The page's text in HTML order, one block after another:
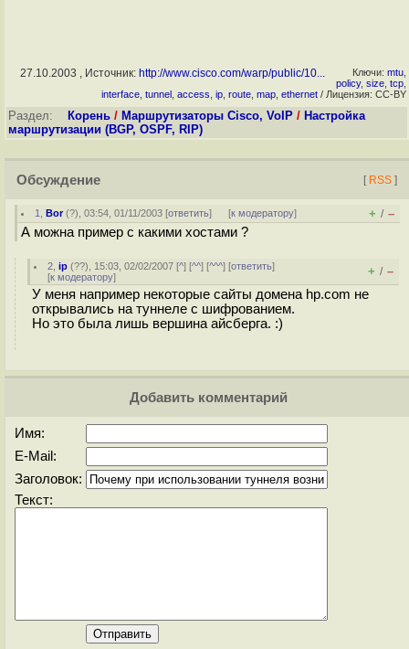
27.10.2003 , Источник: http://www.cisco.com/warp/public/10... Ключи: mtu
policy, size tcp
interface tunnel access ip route map ethernet / Лицензия: CC-BY
Раздел: Корень / Маршрутизаторы Cisco, VoIP / Настройка
маршрутизации (BGP, OSPF, RIP)
Обсуждение [ RSS ]
1 ,Bor(?), 03:54, 01/11/2003 [ответить] [к модератору] + / –
А можна пример с какими хостами ?
2 ,ip (??), 15:03, 02/02/2007 [^] [^^] [^^^] [ответить]
[к модератору] + / –
У меня например некоторые сайты домена hp.com не
открывались на туннеле с шифрованием.
Но это была лишь вершина айсберга. :)
Добавить комментарий
Имя:
E-Mail:
Заголовок:
Текст: